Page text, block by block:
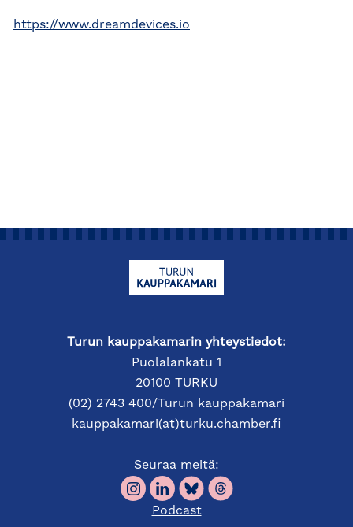
https://www.dreamdevices.io
Turun kauppakamarin yhteystiedot:
Puolalankatu 1
20100 TURKU
(02) 2743 400/Turun kauppakamari
kauppakamari(at)turku.chamber.fi
Seuraa meitä:
Podcast